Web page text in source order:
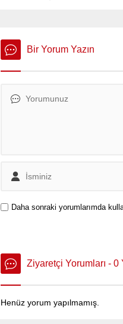
Şişli Belediye Başkanı Resul
Şahan gibi isimlerin de dahil
Bir Yorum Yazın
Daha sonraki yorumlarımda
Ziyaretçi Yorumları - 0
Henüz yorum yapılmamış.